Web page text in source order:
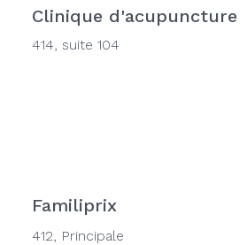
Clinique d'acupuncture
414, suite 104
Familiprix
412, Principale